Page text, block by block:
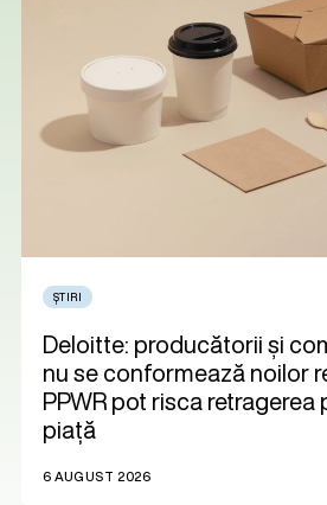
ȘTIRI
Deloitte: producătorii și
nu se conformează noilor
PPWR pot risca
piață
6 AUGUST 2026